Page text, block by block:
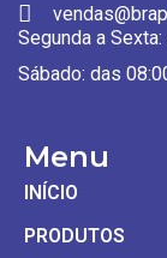
Segunda a
Sábado: das
Menu
INÍCIO
PRODUTOS